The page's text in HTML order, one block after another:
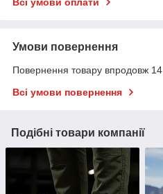
Всі умови оплати
Умови повернення
Повернення товару впродовж 14
Всі умови повернення
Подібні товари компанії